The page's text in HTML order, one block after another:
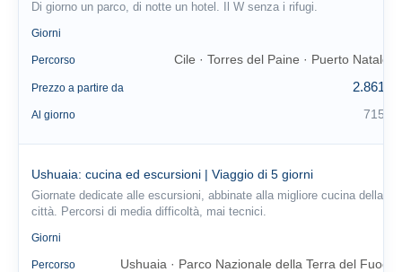
Di giorno un parco, di notte un hotel. Il W senza i rifugi.
Giorni
Percorso Cile · Torres del Paine · Puerto Natales
Prezzo a partire da 2.861 €
Al giorno 715 €
Ushuaia: cucina ed escursioni | Viaggio di 5 giorni
Giornate dedicate alle escursioni, abbinate alla migliore cucina della
città. Percorsi di media difficoltà, mai tecnici.
Giorni
Percorso Ushuaia · Parco Nazionale della Terra del Fuoco